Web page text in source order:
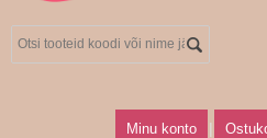
Minu konto